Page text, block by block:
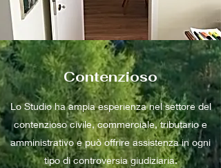
Contenzioso
Lo Studio ha ampia esperienza nel settore del
contenzioso civile, commerciale, tributario e
amministrativo e può offrire assistenza in ogni
tipo di controversia giudiziaria.